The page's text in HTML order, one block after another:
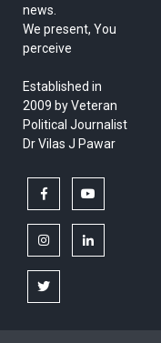
news.
We present, You
perceive
Established in
2009 by Veteran
Political Journalist
Dr Vilas J Pawar
facebook
instagramlinkedin
twitter